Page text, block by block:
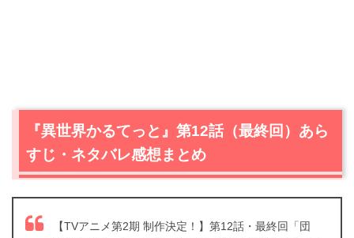
『異世界かるてっと』第12話（最終回）あら
すじ・ネタバレ感想まとめ
【TVアニメ第2期 制作決定！】第12話・最終回「団